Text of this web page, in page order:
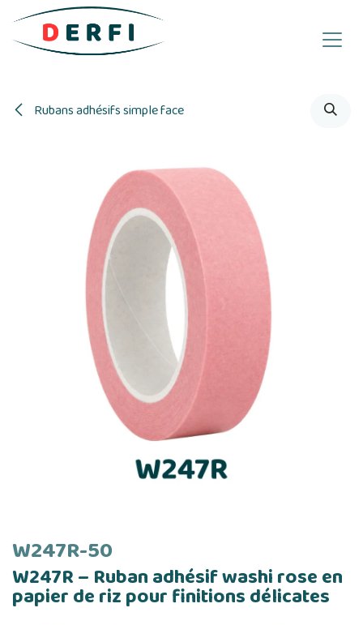
Se rendre au contenu
Rubans adhésifs simple face
W247R-50
W247R – Ruban adhésif washi rose en
papier de riz pour finitions délicates